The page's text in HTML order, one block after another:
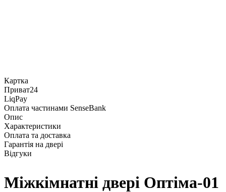
Картка
Приват24
LiqPay
Оплата частинами SenseBank
Опис
Характеристики
Оплата та доставка
Гарантія на двері
Відгуки
Міжкімнатні двері Оптіма-01